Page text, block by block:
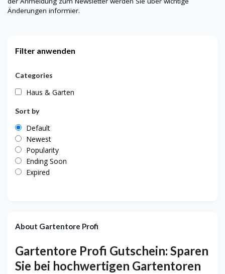
Änderungen informier.
Filter anwenden
Categories
Haus & Garten
Sort by
Default
Newest
Popularity
Ending Soon
Expired
About Gartentore Profi
Gartentore Profi Gutschein: Sparen
Sie bei hochwertigen Gartentoren